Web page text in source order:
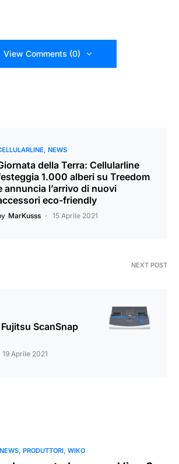
View Comments (0)
NEWS
della Terra: Cellularline
1.000 alberi su Treedom
annuncia l’arrivo di nuovi
eco-friendly
MarKusss 15 Aprile 2021
NEXT POST
ScanSnap
19 Aprile 2021
NEWS PRODUTTORI WIKO